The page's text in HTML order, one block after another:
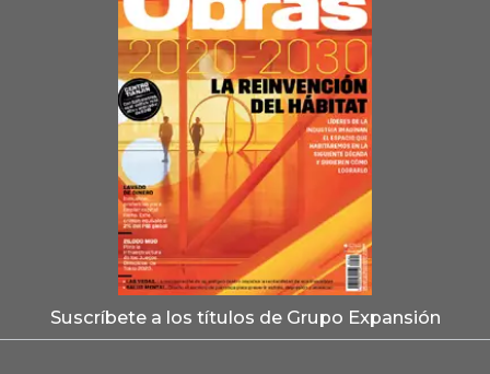
Suscríbete a los títulos de Grupo Expansión